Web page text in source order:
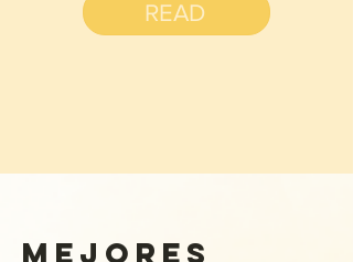
READ
mejores